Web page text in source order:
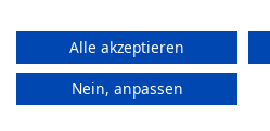
Bilder
Videos
Alle akzeptieren
Nein, anpassen